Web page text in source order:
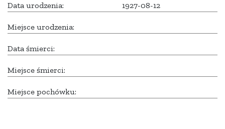
Data urodzenia: 1927-08-12
Miejsce urodzenia:
Data śmierci:
Miejsce śmierci:
Miejsce pochówku: